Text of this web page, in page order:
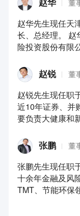
赵华 董
赵华先生现任天
长、总经理。
险投资股份有限
赵锐 董
赵锐先生现任职
近10年证券、并
要负责大健康和
张鹏 董
张鹏先生现任职
十余年金融及风
TMT、节能环保